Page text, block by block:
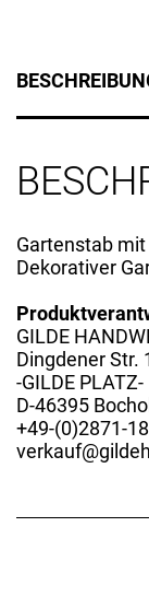
Gartenstab
Dekorativer
GILDE
Dingdener Str.
-GILDE PLATZ-
D-46395
+49-(0)2871-